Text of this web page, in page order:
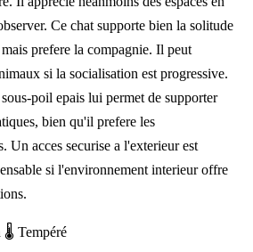
Ce chat supporte bien la solitude
prefere la compagnie. Il peut
si la socialisation est progressive.
poil epais lui permet de supporter
bien qu'il prefere les
Un acces securise a l'exterieur est
si l'environnement interieur offre
🌡️ Tempéré